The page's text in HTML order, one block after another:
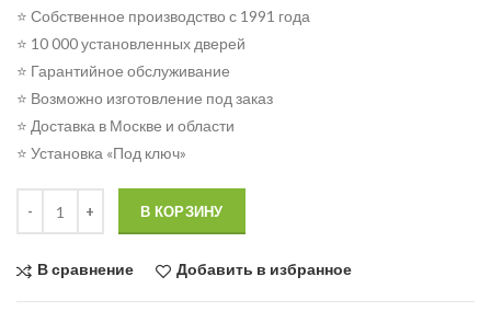
⭐ Собственное производство с 1991 года
⭐ 10 000 установленных дверей
⭐ Гарантийное обслуживание
⭐ Возможно изготовление под заказ
⭐ Доставка в Москве и области
⭐ Установка «Под ключ»
В КОРЗИНУ
В сравнение Добавить в избранное